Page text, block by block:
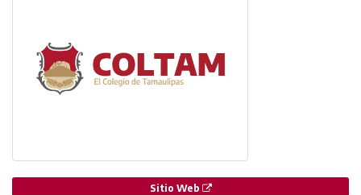
Sitio Web